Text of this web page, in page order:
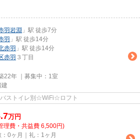
羽岩淵 」駅 徒歩7分
羽 」駅 徒歩14分
赤羽 」駅 徒歩14分
赤羽 ３丁目
22年 ｜募集中： 1室
建
ストイレ別☆WiFi☆ロフト
万円
理費・共益費 6,500円)
：0ヶ月｜礼：1ヶ月